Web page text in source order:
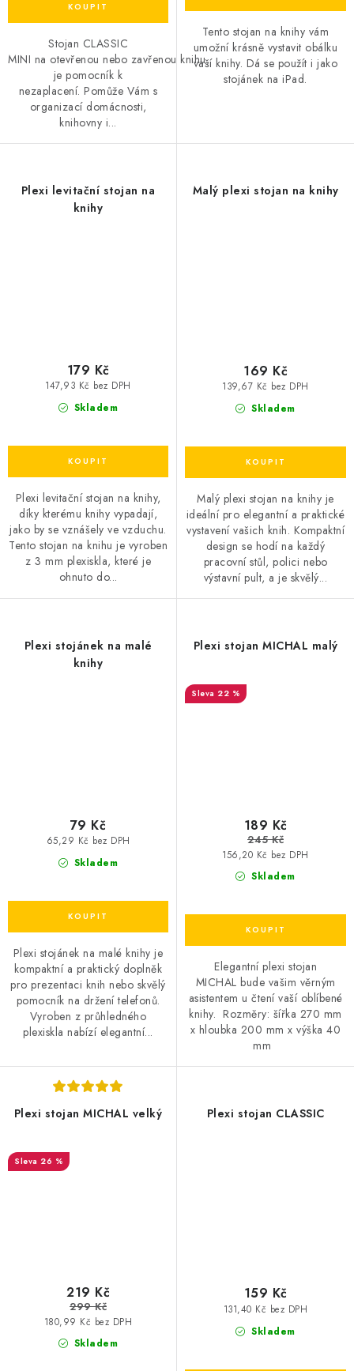
Stojan CLASSIC
MINI na otevřenou nebo zavřenou knihu,
je pomocník k
nezaplacení. Pomůže Vám s
organizací domácnosti,
knihovny i...
Tento stojan na knihy vám
umožní krásně vystavit obálku
vaší knihy. Dá se použít i jako
stojánek na iPad.
Plexi levitační stojan na
knihy
Skladem
147,93 Kč bez DPH
179 Kč
Plexi levitační stojan na knihy,
díky kterému knihy vypadají,
jako by se vznášely ve vzduchu.
Tento stojan na knihu je vyroben
z 3 mm plexiskla, které je
ohnuto do...
Malý plexi stojan na knihy
Skladem
139,67 Kč bez DPH
169 Kč
Malý plexi stojan na knihy je
ideální pro elegantní a praktické
vystavení vašich knih. Kompaktní
design se hodí na každý
pracovní stůl, polici nebo
výstavní pult, a je skvělý...
Plexi stojánek na malé
knihy
Skladem
65,29 Kč bez DPH
79 Kč
Plexi stojánek na malé knihy je
kompaktní a praktický doplněk
pro prezentaci knih nebo skvělý
pomocník na držení telefonů.
Vyroben z průhledného
plexiskla nabízí elegantní...
Plexi stojan MICHAL malý
22 %
Skladem
156,20 Kč bez DPH
189 Kč
245 Kč
Elegantní plexi stojan
MICHAL bude vašim věrným
asistentem u čtení vaší oblíbené
knihy. Rozměry: šířka 270 mm
x hloubka 200 mm x výška 40
mm
Plexi stojan MICHAL velký
26 %
Skladem
180,99 Kč bez DPH
219 Kč
299 Kč
Plexi stojan CLASSIC
Skladem
131,40 Kč bez DPH
159 Kč